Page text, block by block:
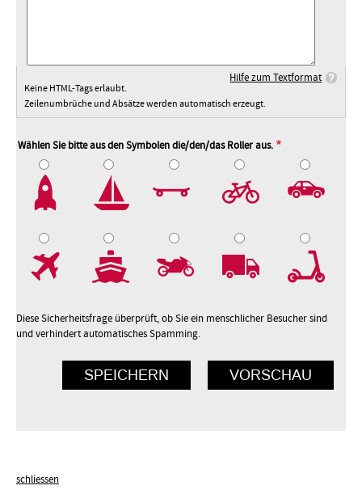
Hilfe zum Textformat
Keine HTML-Tags erlaubt.
Zeilenumbrüche und Absätze werden automatisch erzeugt.
Wählen Sie bitte aus den Symbolen die/den/das Roller aus.
Diese Sicherheitsfrage überprüft, ob Sie ein menschlicher Besucher sind
und verhindert automatisches Spamming.
schliessen